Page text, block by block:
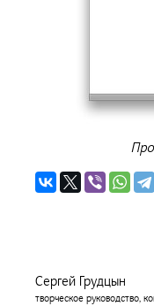
Сергей Грудцын
творческое руководство,